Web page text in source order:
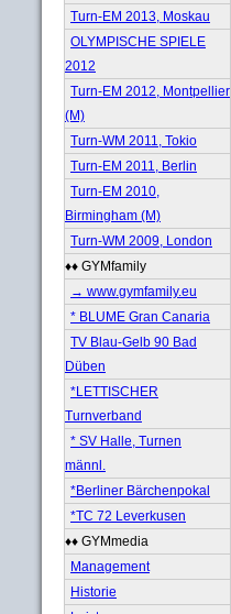
Turn-EM 2013, Moskau
OLYMPISCHE SPIELE
2012
Turn-EM 2012, Montpellier
(M)
Turn-WM 2011, Tokio
Turn-EM 2011, Berlin
Turn-EM 2010,
Birmingham (M)
Turn-WM 2009, London
♦♦ GYMfamily
→ www.gymfamily.eu
* BLUME Gran Canaria
TV Blau-Gelb 90 Bad
Düben
*LETTISCHER
Turnverband
* SV Halle, Turnen
männl.
*Berliner Bärchenpokal
*TC 72 Leverkusen
♦♦ GYMmedia
Management
Historie